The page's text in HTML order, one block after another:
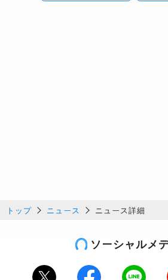
トップ ニュース ニュース詳細
ソーシャルメ